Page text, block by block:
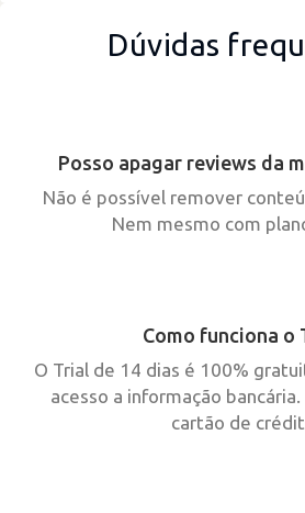
Dúvidas
Posso apagar reviews da
Não é possível remover
Nem mesmo com
Como funciona o
O Trial de 14 dias é 100%
acesso a informação
cartão de